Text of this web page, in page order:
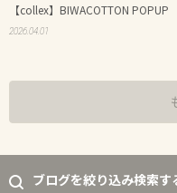
【collex】BIWACOTTON POPUP
2026.04.01
ブログを絞り込み検索す